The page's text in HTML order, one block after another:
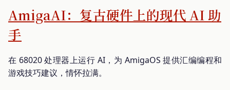
AmigaAI：复古硬件上的现代 AI 助
手
在 68020 处理器上运行 AI，为 AmigaOS 提供汇编编程和
游戏技巧建议，情怀拉满。